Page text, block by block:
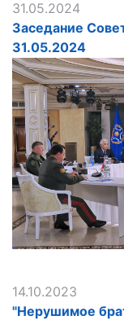
31.05.2024
Заседание
31.05.2024
14.10.2023
"Нерушимое